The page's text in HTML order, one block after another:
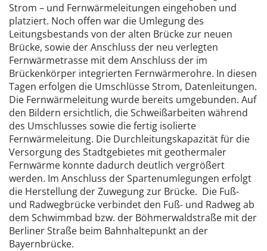
Strom – und Fernwärmeleitungen eingehoben und
platziert. Noch offen war die Umlegung des
Leitungsbestands von der alten Brücke zur neuen
Brücke, sowie der Anschluss der neu verlegten
Fernwärmetrasse mit dem Anschluss der im
Brückenkörper integrierten Fernwärmerohre. In diesen
Tagen erfolgen die Umschlüsse Strom, Datenleitungen.
Die Fernwärmeleitung wurde bereits umgebunden. Auf
den Bildern ersichtlich, die Schweißarbeiten während
des Umschlusses sowie die fertig isolierte
Fernwärmeleitung. Die Durchleitungskapazität für die
Versorgung des Stadtgebietes mit geothermaler
Fernwärme konnte dadurch deutlich vergrößert
werden. Im Anschluss der Spartenumlegungen erfolgt
die Herstellung der Zuwegung zur Brücke. Die Fuß-
und Radwegbrücke verbindet den Fuß- und Radweg ab
dem Schwimmbad bzw. der Böhmerwaldstraße mit der
Berliner Straße beim Bahnhaltepunkt an der
Bayernbrücke.